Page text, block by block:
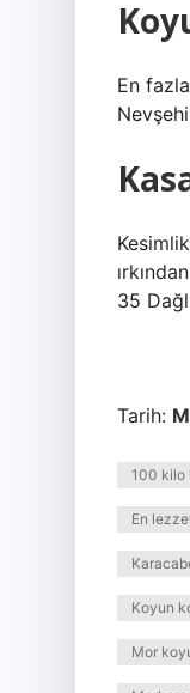
En
35
Tarih:
100 kilo
En
Koyun
Mor